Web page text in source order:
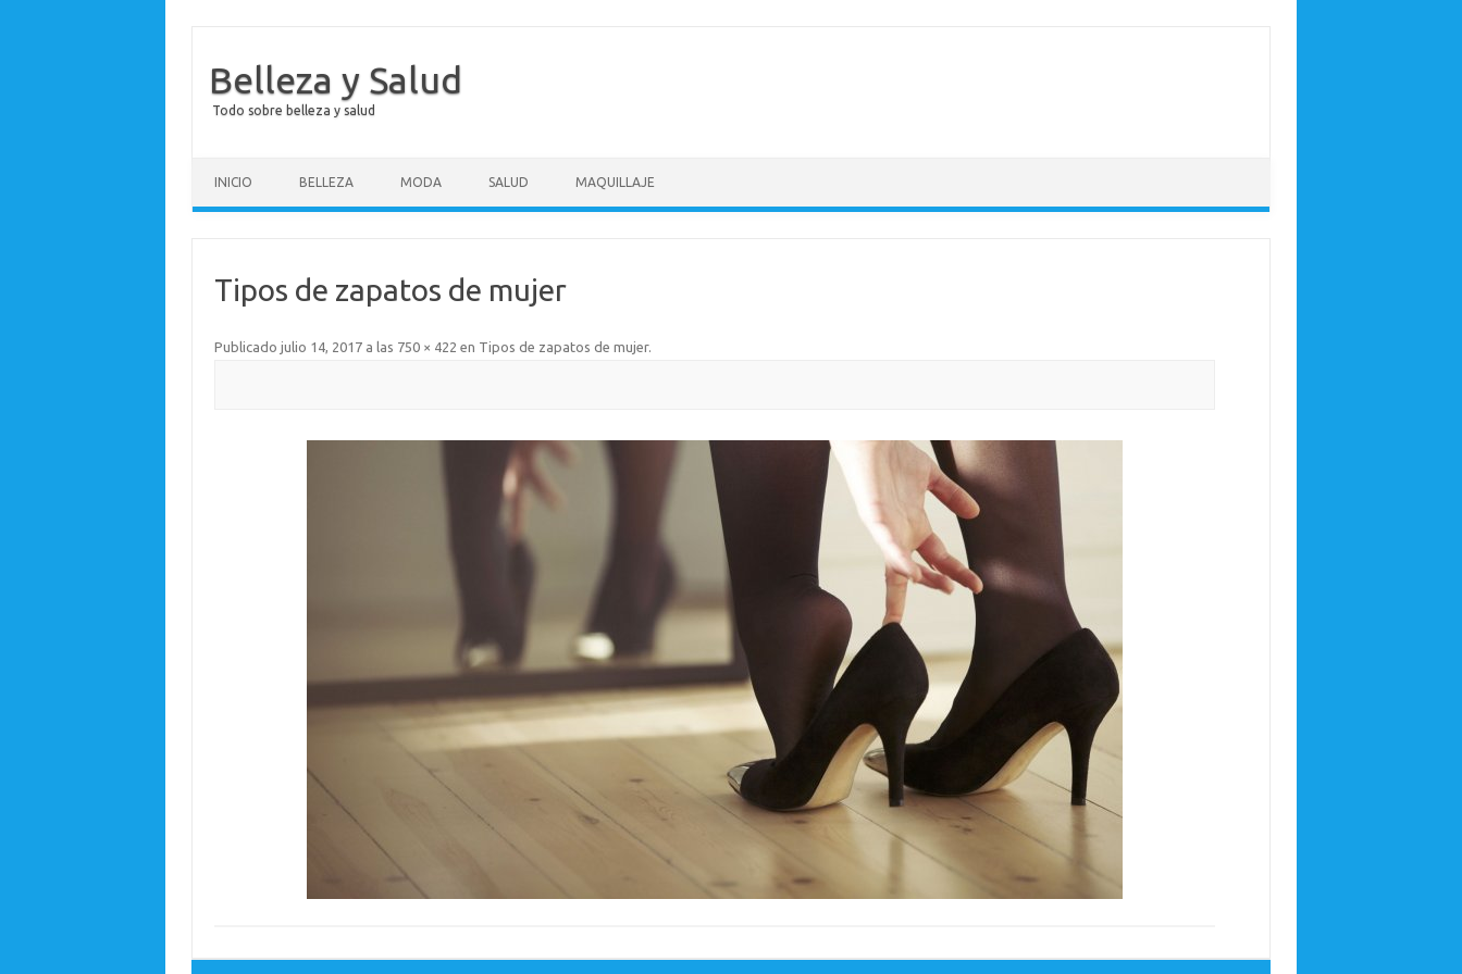
Belleza y Salud
Todo sobre belleza y salud
INICIO BELLEZA MODA SALUD MAQUILLAJE
Tipos de zapatos de mujer
Publicado julio 14, 2017a las 750 × 422 en Tipos de zapatos de mujer.